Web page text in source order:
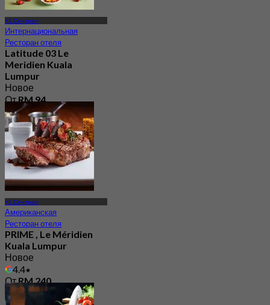
KL Сентрал
Интернациональная
Ресторан отеля
Latitude 03 Le
Meridien Kuala
Lumpur
Новое
ОтRM 94
KL Сентрал
Американская
Ресторан отеля
PRIME , Le Méridien
Kuala Lumpur
Новое
4.4
ОтRM 240